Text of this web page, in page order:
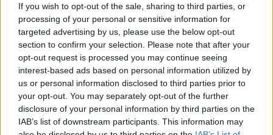
If you wish to opt-out of the sale, sharing to third parties, or
processing of your personal or sensitive information for
targeted advertising by us, please use the below opt-out
section to confirm your selection. Please note that after your
opt-out request is processed you may continue seeing
interest-based ads based on personal information utilized by
us or personal information disclosed to third parties prior to
your opt-out. You may separately opt-out of the further
disclosure of your personal information by third parties on the
IAB’s list of downstream participants. This information may
Turisme
Turisme
La Ràpita i Sóller enforteixen els seus
vincles amb la Ruta dels Poetes i una
expedició de projecció internacional
8 de maig de 2026
L’Ebre Rowing Tour tanca amb èxit la prova
pilot de turisme fluvial europeu